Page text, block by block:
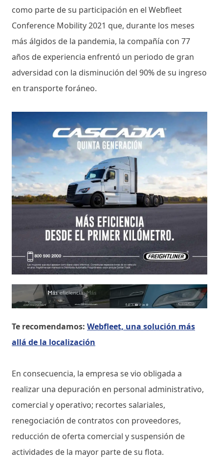
como parte de su participación en el Webfleet
Conference Mobility 2021 que, durante los meses
más álgidos de la pandemia, la compañía con 77
años de experiencia enfrentó un periodo de gran
adversidad con la disminución del 90% de su ingreso
en transporte foráneo.
Te recomendamos: Webfleet, una solución más
allá de la localización
En consecuencia, la empresa se vio obligada a
realizar una depuración en personal administrativo,
comercial y operativo; recortes salariales,
renegociación de contratos con proveedores,
reducción de oferta comercial y suspensión de
actividades de la mayor parte de su flota.